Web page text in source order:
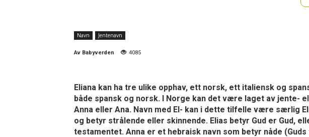
Navn Jentenavn
Av Babyverden 4085
Eliana kan ha tre ulike opphav, ett norsk, ett italiensk og
både spansk og norsk. I Norge kan det være laget av jente-
Anna eller Ana. Navn med El- kan i dette tilfelle være særlig
og betyr strålende eller skinnende. Elias betyr Gud er Gud,
testamentet. Anna er et hebraisk navn som betyr nåde